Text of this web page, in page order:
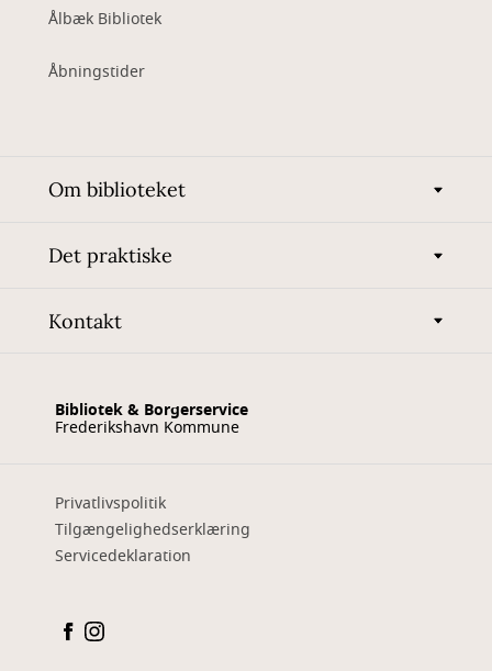
Ålbæk Bibliotek
Åbningstider
Om biblioteket
Det praktiske
Kontakt
Bibliotek & Borgerservice
Frederikshavn Kommune
Privatlivspolitik
Tilgængelighedserklæring
Servicedeklaration